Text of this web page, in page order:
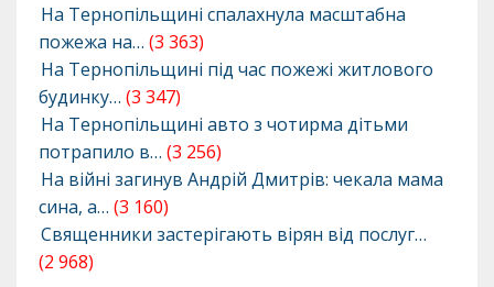
На Тернопільщині спалахнула масштабна
пожежа на… (3 363)
На Тернопільщині під час пожежі житлового
будинку… (3 347)
На Тернопільщині авто з чотирма дітьми
потрапило в… (3 256)
На війні загинув Андрій Дмитрів: чекала мама
сина, а… (3 160)
Священники застерігають вірян від послуг…
(2 968)